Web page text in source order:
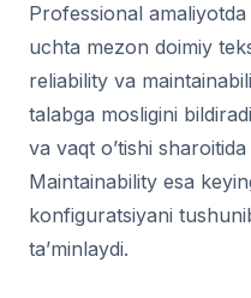
Professional
uchta mezon doimiy
reliability va
talabga mosligini
va vaqt o’tishi
Maintainability esa
konfiguratsiyani
ta’minlaydi.